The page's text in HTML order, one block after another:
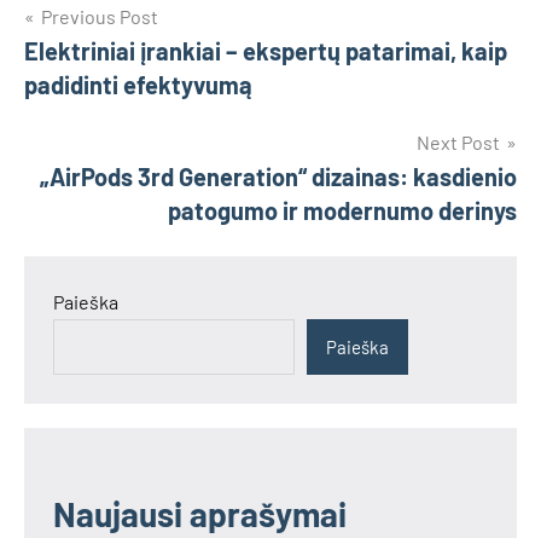
Navigacija
tarp
Previous Post
Elektriniai įrankiai – ekspertų patarimai, kaip
padidinti efektyvumą
Next Post
„AirPods 3rd Generation“ dizainas: kasdienio
patogumo ir modernumo derinys
Paieška
Paieška
Naujausi aprašymai